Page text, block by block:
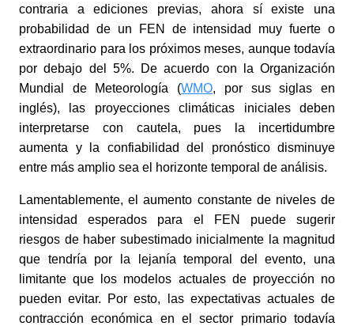
contraria a ediciones previas, ahora sí existe una
probabilidad de un FEN de intensidad muy fuerte o
extraordinario para los próximos meses, aunque todavía
por debajo del 5%. De acuerdo con la Organización
Mundial de Meteorología (WMO, por sus siglas en
inglés),
las proyecciones climáticas iniciales deben
interpretarse con cautela, pues la incertidumbre
aumenta y la confiabilidad del pronóstico disminuye
entre más amplio sea el horizonte temporal de análisis.
Lamentablemente, el aumento constante de niveles de
intensidad esperados para el FEN puede sugerir
riesgos de haber subestimado inicialmente la magnitud
que tendría por la lejanía temporal del evento, una
limitante que los modelos actuales de proyección no
pueden evitar. Por esto, las expectativas actuales de
contracción económica en el sector primario todavía